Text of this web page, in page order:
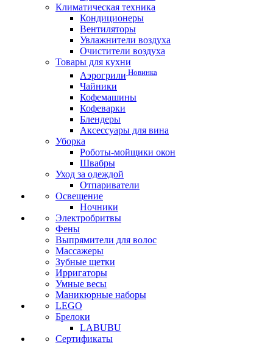
Климатическая техника
Кондиционеры
Вентиляторы
Увлажнители воздуха
Очистители воздуха
Товары для кухни
Аэрогрили Новинка
Чайники
Кофемашины
Кофеварки
Блендеры
Аксессуары для вина
Уборка
Роботы-мойщики окон
Швабры
Уход за одеждой
Отпариватели
Освещение
Ночники
Электробритвы
Фены
Выпрямители для волос
Массажеры
Зубные щетки
Ирригаторы
Умные весы
Маникюрные наборы
LEGO
Брелоки
LABUBU
Сертификаты